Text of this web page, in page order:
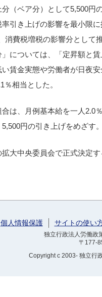
（ベア分）として5,500円
引き上げの影響を最小限
消費税増税の影響分として
については、「定昇額と
賃金実態や労働者が日夜
相当とした。
は、月例基本給を一人2.0
円の引き上げをめざす
大中央委員会で正式決定す
個人情報保護 サイトの使い
独立行政法人労働
〒177-
Copyrightc 2003- 独立行